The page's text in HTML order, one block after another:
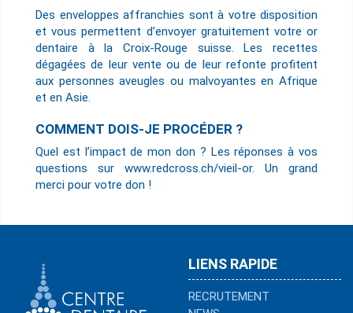
Des enveloppes affranchies sont à votre disposition
et vous permettent d’envoyer gratuitement votre or
dentaire à la Croix-Rouge suisse. Les recettes
dégagées de leur vente ou de leur refonte profitent
aux personnes aveugles ou malvoyantes en Afrique
et en Asie.
COMMENT DOIS-JE PROCÉDER ?
Quel est l’impact de mon don ? Les réponses à vos
questions sur www.redcross.ch/vieil-or. Un grand
merci pour votre don !
LIENS RAPIDE
RECRUTEMENT